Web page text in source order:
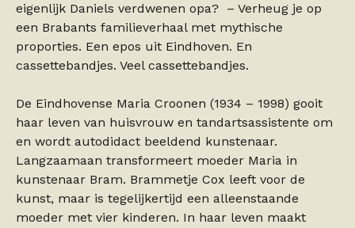
eigenlijk Daniels verdwenen opa? – Verheug je op
een Brabants familieverhaal met mythische
proporties. Een epos uit Eindhoven. En
cassettebandjes. Veel cassettebandjes.
De Eindhovense Maria Croonen (1934 – 1998) gooit
haar leven van huisvrouw en tandartsassistente om
en wordt autodidact beeldend kunstenaar.
Langzaamaan transformeert moeder Maria in
kunstenaar Bram. Brammetje Cox leeft voor de
kunst, maar is tegelijkertijd een alleenstaande
moeder met vier kinderen. In haar leven maakt